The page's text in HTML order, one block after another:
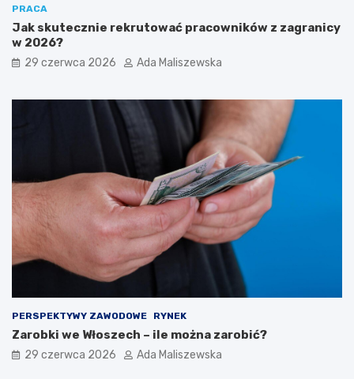
PRACA
Jak skutecznie rekrutować pracowników z zagranicy
w 2026?
29 czerwca 2026 Ada Maliszewska
PERSPEKTYWY ZAWODOWE RYNEK
Zarobki we Włoszech – ile można zarobić?
29 czerwca 2026 Ada Maliszewska